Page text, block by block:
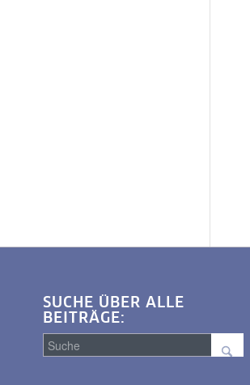
SUCHE ÜBER ALLE
BEITRÄGE: